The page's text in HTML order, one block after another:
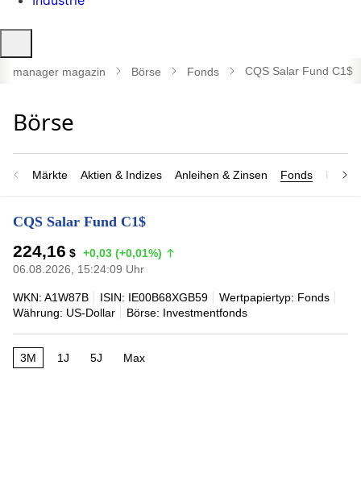
öffnen
manager magazin Börse Fonds CQS Salar Fund C1$
Märkte Aktien & Indizes Anleihen & Zinsen Fonds
CQS Salar Fund C1$
224,16 $ +0,03 (+0,01%)
06.08.2026, 15:24:09 Uhr
WKN: A1W87B ISIN: IE00B68XGB59
Wertpapiertyp: Fonds
Währung: US-Dollar
Börse: Investmentfonds
3M 1J 5J Max